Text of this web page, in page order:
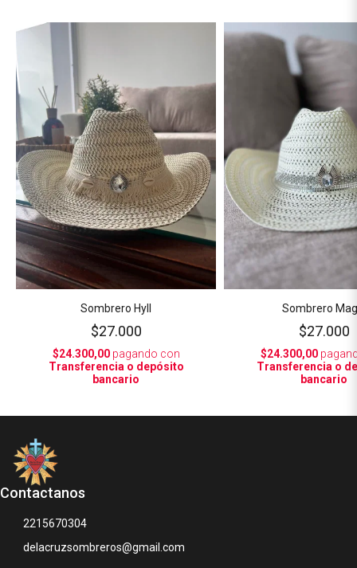
Sombrero Hyll
$27.000
$24.300,00pagando con
Transferencia o depósito
bancario
Sombrero
$27.000
$24.300,00
Transferencia o
bancario
Contactanos
2215670304
delacruzsombreros@gmail.com